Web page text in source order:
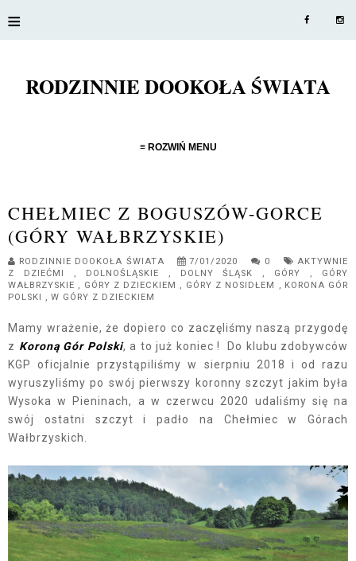
≡
RODZINNIE DOOKOŁA ŚWIATA
≡ ROZWIŃ MENU
CHEŁMIEC Z BOGUSZÓW-GORCE
(GÓRY WAŁBRZYSKIE)
RODZINNIE DOOKOŁA ŚWIATA 7/01/2020 0
AKTYWNIE
Z DZIEĆMI , DOLNOŚLĄSKIE , DOLNY ŚLĄSK , GÓRY , GÓRY
WAŁBRZYSKIE , GÓRY Z DZIECKIEM , GÓRY Z NOSIDŁEM , KORONA GÓR
POLSKI , W GÓRY Z DZIECKIEM
Mamy wrażenie, że dopiero co zaczęliśmy naszą przygodę
z Koroną Gór Polski, a to już koniec ! Do klubu zdobywców
KGP oficjalnie przystąpiliśmy w sierpniu 2018 i od razu
wyruszyliśmy po swój pierwszy koronny szczyt jakim była
Wysoka w Pieninach, a w czerwcu 2020 udaliśmy się na
swój ostatni szczyt i padło na Chełmiec w Górach
Wałbrzyskich.